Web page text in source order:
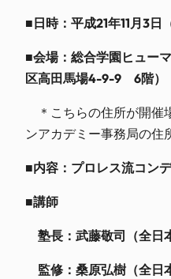
■日時：平成21年11月3
■会場：総合学園ヒュー
区高田馬場4-9-9 6階）
＊こちらの住所が開催
ンアカデミー事務局の住
■内容：プロレス流コン
■講師
塾長：武藤敬司（全日
監修：桑原弘樹（全日